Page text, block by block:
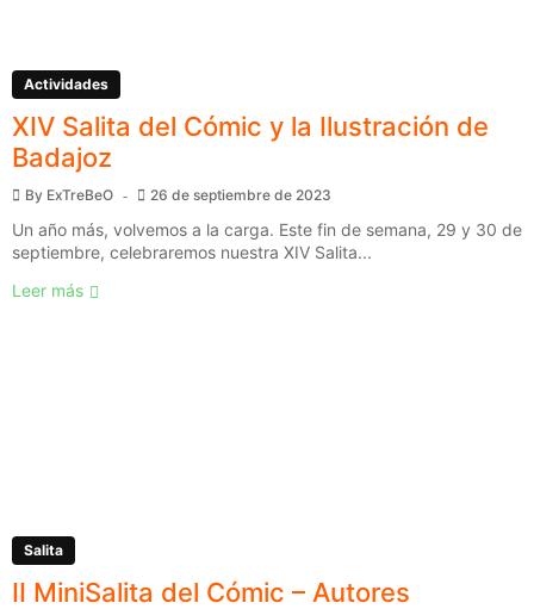
Actividades
XIV Salita del Cómic y la Ilustración de
Badajoz
By ExTreBeO 26 de septiembre de 2023
Un año más, volvemos a la carga. Este fin de semana, 29 y 30 de
septiembre, celebraremos nuestra XIV Salita...
Leer más
Salita
II MiniSalita del Cómic – Autores